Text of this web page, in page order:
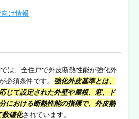
け情報
は、全住戸で外皮断熱性能が強化外
必須条件です。 強化外皮基準とは、
じて設定された外壁や屋根、窓、ド
における断熱性能の指標で、外皮熱
数値化されています。